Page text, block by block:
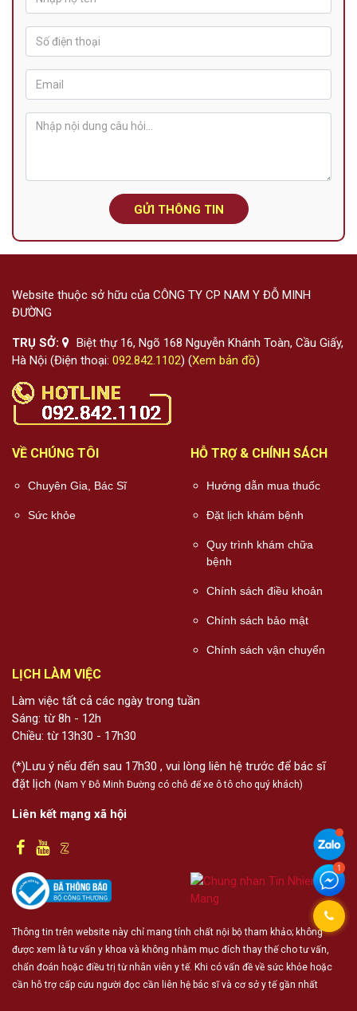
GỬI THÔNG TIN
Website thuộc sở hữu của CÔNG TY CP NAM Y ĐỖ MINH
ĐƯỜNG
TRỤ SỞ:
Biệt thự 16, Ngõ 168 Nguyễn Khánh Toàn, Cầu Giấy,
Hà Nội (Điện thoại: 092.842.1102) (Xem bản đồ)
VỀ CHÚNG TÔI
Chuyên Gia, Bác Sĩ
Sức khỏe
HỖ TRỢ & CHÍNH SÁCH
Hướng dẫn mua thuốc
Đặt lịch khám bệnh
Quy trình khám chữa
bệnh
Chính sách điều khoản
Chính sách bảo mật
Chính sách vận chuyển
LỊCH LÀM VIỆC
Làm việc tất cả các ngày trong tuần
Sáng: từ 8h - 12h
Chiều: từ 13h30 - 17h30
(*)Lưu ý nếu đến sau 17h30 , vui lòng liên hệ trước để bác sĩ
đặt lịch (Nam Y Đỗ Minh Đường có chỗ để xe ô tô cho quý khách)
Liên kết mạng xã hội
Thông tin trên website này chỉ mang tính chất nội bộ tham khảo; không
được xem là tư vấn y khoa và không nhằm mục đích thay thế cho tư vấn,
chẩn đoán hoặc điều trị từ nhân viên y tế. Khi có vấn đề về sức khỏe hoặc
cần hỗ trợ cấp cứu người đọc cần liên hệ bác sĩ và cơ sở y tế gần nhất